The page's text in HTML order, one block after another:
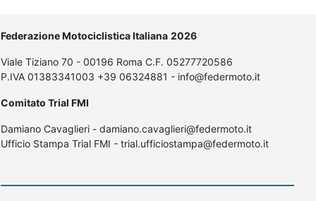
Federazione Motociclistica Italiana 2026
Viale Tiziano 70 - 00196 Roma C.F. 05277720586
P.IVA 01383341003 +39 06324881 - info@federmoto.it
Comitato Trial FMI
Damiano Cavaglieri - damiano.cavaglieri@federmoto.it
Ufficio Stampa Trial FMI - trial.ufficiostampa@federmoto.it